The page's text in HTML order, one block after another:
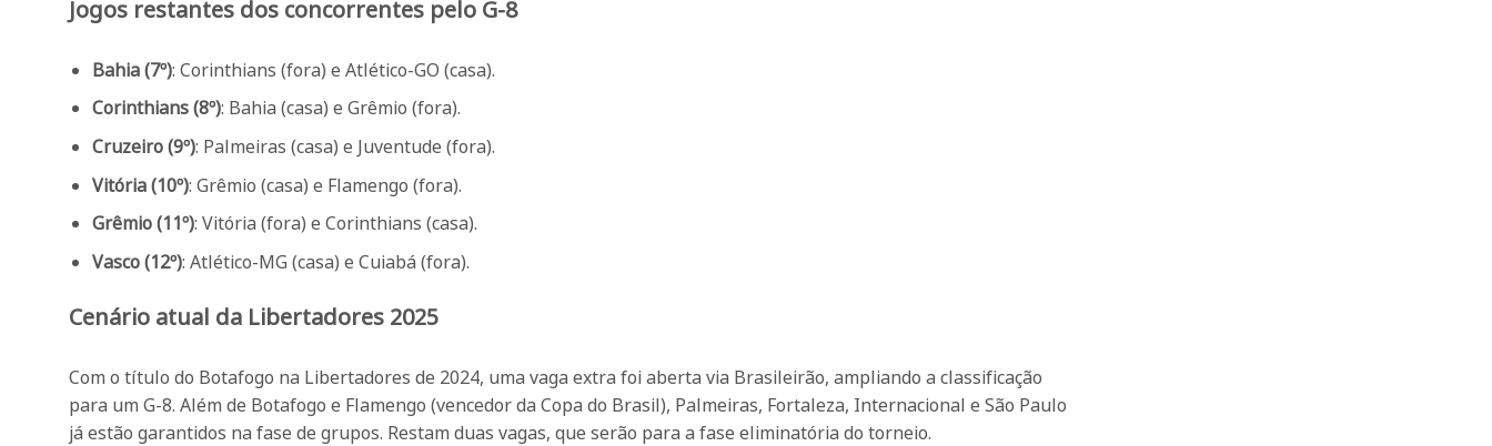
Jogos restantes dos concorrentes pelo G-8
Bahia (7º): Corinthians (fora) e Atlético-GO (casa).
Corinthians (8º): Bahia (casa) e Grêmio (fora).
Cruzeiro (9º): Palmeiras (casa) e Juventude (fora).
Vitória (10º): Grêmio (casa) e Flamengo (fora).
Grêmio (11º): Vitória (fora) e Corinthians (casa).
Vasco (12º): Atlético-MG (casa) e Cuiabá (fora).
Cenário atual da Libertadores 2025
Com o título do Botafogo na Libertadores de 2024, uma vaga extra foi aberta via Brasileirão, ampliando a classificação
para um G-8. Além de Botafogo e Flamengo (vencedor da Copa do Brasil), Palmeiras, Fortaleza, Internacional e São Paulo
já estão garantidos na fase de grupos. Restam duas vagas, que serão para a fase eliminatória do torneio.